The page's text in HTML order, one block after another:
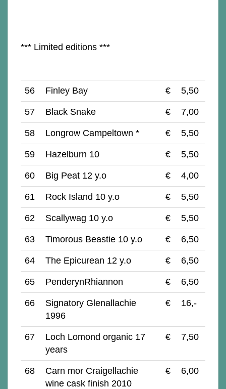
*** Limited editions ***
56 Finley Bay € 5,50
57 Black Snake € 7,00
58 Longrow Campeltown * € 5,50
59 Hazelburn 10 € 5,50
60 Big Peat 12 y.o € 4,00
61 Rock Island 10 y.o € 5,50
62 Scallywag 10 y.o € 5,50
63 Timorous Beastie 10 y.o € 6,50
64 The Epicurean 12 y.o € 6,50
65 PenderynRhiannon € 6,50
66
Signatory Glenallachie
1996
€ 16,-
67
Loch Lomond organic 17
years
€ 7,50
68
Carn mor Craigellachie
wine cask finish 2010
€ 6,00